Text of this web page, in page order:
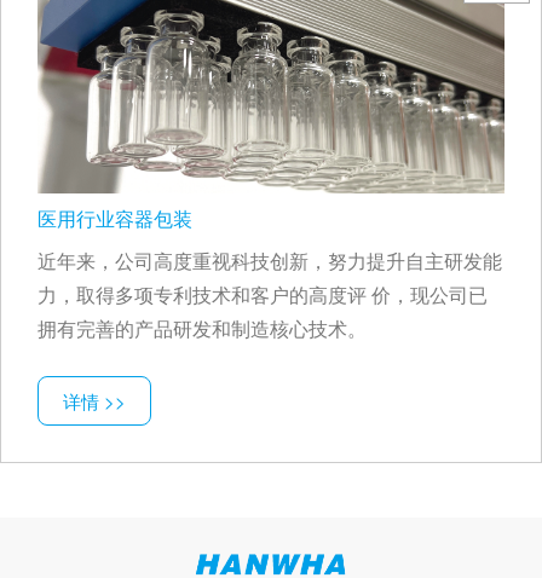
医用行业容器包装
近年来，公司高度重视科技创新，努力提升自主研发能
力，取得多项专利技术和客户的高度评 价，现公司已
拥有完善的产品研发和制造核心技术。
详情 >>